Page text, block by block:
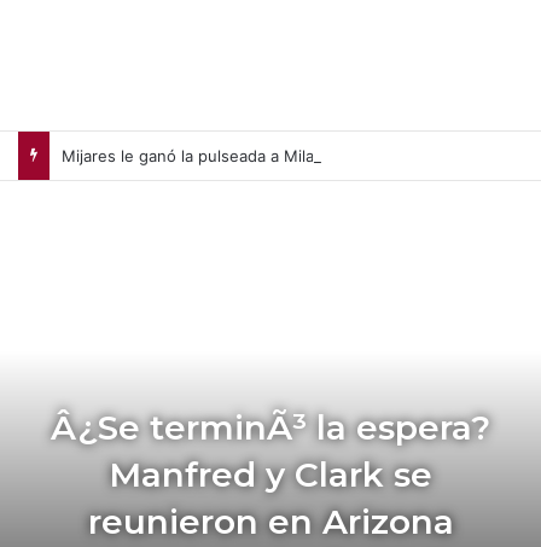
Â¿Se terminÃ³ la espera?
Manfred y Clark se
reunieron en Arizona